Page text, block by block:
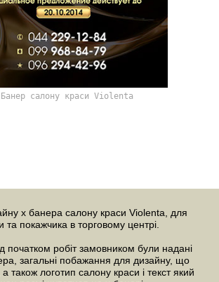
салону краси Violenta
х банера салону краси Violenta, для
та покажчика в торговому центрі.
початком робіт замовником були надані
загальні побажання для дизайну, що
також логотип салону краси і текст який